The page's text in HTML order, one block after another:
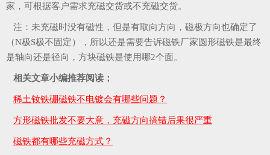
家，可根据客户需求充磁交货或不充磁交货。
注：未充磁时没有磁性，但是有取向方向，磁极方向也确定了
（N极S极不固定），所以还是需要告诉磁铁厂家圆形磁铁是最终
是轴向还是径向，方块磁铁是使用哪2个面。
相关文章小编推荐阅读；
稀土钕铁硼磁铁不电镀会有哪些问题？
方形磁铁批发不要大意，充磁方向搞错后果很严重
磁铁都有哪些充磁方式？